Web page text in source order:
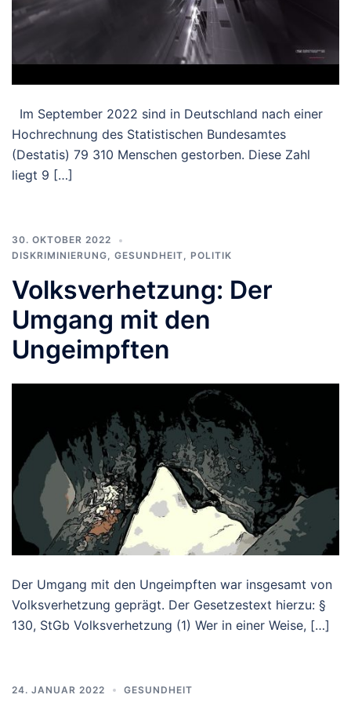
Im September 2022 sind in Deutschland nach einer
Hochrechnung des Statistischen Bundesamtes
(Destatis) 79 310 Menschen gestorben. Diese Zahl
liegt 9 […]
30. OKTOBER 2022
DISKRIMINIERUNG, GESUNDHEIT, POLITIK
Volksverhetzung: Der
Umgang mit den
Ungeimpften
Der Umgang mit den Ungeimpften war insgesamt von
Volksverhetzung geprägt. Der Gesetzestext hierzu: §
130, StGb Volksverhetzung (1) Wer in einer Weise, […]
24. JANUAR 2022 GESUNDHEIT